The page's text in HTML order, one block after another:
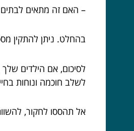
– האם זה מתאים
בהחלט. ניתן להתקין
לסיכום, אם הילדים
לשלב חוכמה ונוחות
אל תהססו לחקור,